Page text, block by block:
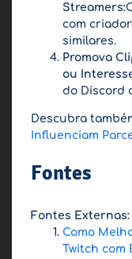
Streamers:
com
similares.
Promova
ou
do Discord
Descubra
Influenciam
Fontes
Fontes Externas:
Como
Twitch com